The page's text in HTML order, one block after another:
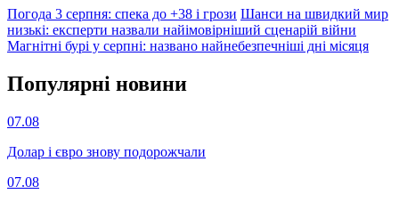
Погода 3 серпня: спека до +38 і грози Шанси на швидкий мир
низькі: експерти назвали найімовірніший сценарій війни
Магнітні бурі у серпні: названо найнебезпечніші дні місяця
Популярнi новини
07.08
Долар і євро знову подорожчали
07.08